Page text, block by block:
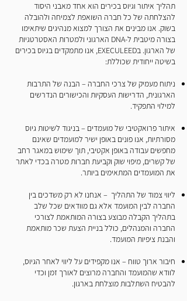
תהליך איתור וגיוס בכירים הוא אחד מאבני היסוד
להצלחתה של כל חברה השואפת לצמיחה ולהובלה
בשוק. אנו מבינים את הצורך למצוא מנהיגים שיתאימו
בצורה מיטבית ל-DNA הארגוני ולמטרות האסטרטגיות
של הארגון. בEXECULEED, אנו מתמקדים בגיוס בכירים
בשיטה ייחודית שכוללת:
ניתוח מעמיק של צרכי החברה – הבנה של התרבות
הארגונית, הדרישות העסקיות והכישורים הנדרשים
למילוי התפקיד.
איתור פרואקטיבי של מועמדים – בניגוד לשיטות גיוס
מסורתיות, אנו פונים באופן ישיר למועמדים שאינם
מחפשים עבודה באופן אקטיבי, תוך שימוש במאגר רחב
של קשרים, מיפוי שוק וקביעת חברות מטרה בכדי לאתר
את המועמדים המתאימים ביותר.​
ליווי צמוד של התהליך – אנחנו לא רק משדכים בין
החברה לבין המועמד אלא גם מוודאים שכל שלב
בתהליך הקבלה מבוצע בצורה המותאמת לצורכי
החברה והמנהלים, כולל בניית הצעת שכר מותאמת
והבנת ציפיות המועמד.
חיבור ארוך טווח – אנו מקפידים על ליווי לאחר הגיוס,
לוודא שהמועמד והחברה מרוצים לאורך זמן וכדי
להבטיח השתלבות מוצלחת בארגון.